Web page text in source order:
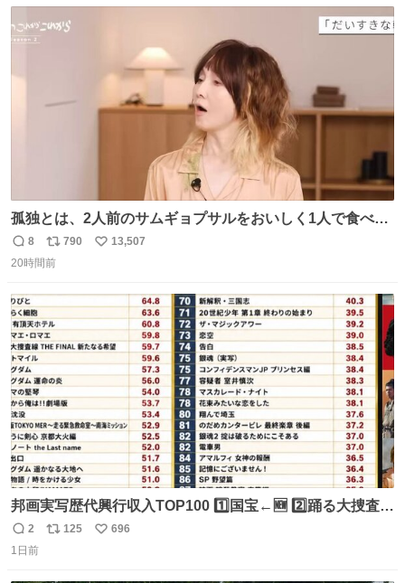
ト
孤独とは、2人前のサムギョプサルをおいしく1人で食べる
ことである←好きすぎる
返
信
8
リ
ポ
ト
数
790
い
数
13,507
20時間前
邦画実写歴代興行収入TOP100 1️⃣国宝←🆕 2️⃣踊る大捜査線
THE MOVIE2 3️⃣南極物語 4️⃣踊る大捜査線 THE MOVIE 5️⃣
子猫物語 6️⃣劇場版コード・ブルー 7️⃣天と地と 8️⃣永遠の0
返
信
2
リ
125
い
696
1日前